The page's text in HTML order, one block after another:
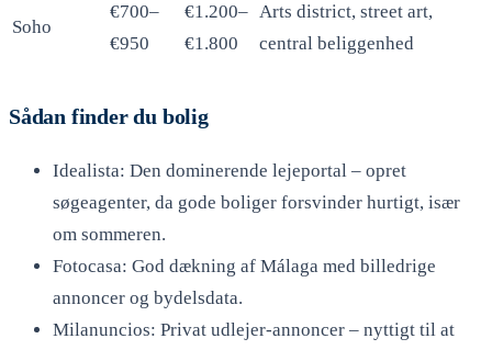
Soho
€700–
€950
€1.200–
€1.800
Arts district, street art,
central beliggenhed
Sådan finder du bolig
Idealista: Den dominerende lejeportal – opret
søgeagenter, da gode boliger forsvinder hurtigt, især
om sommeren.
Fotocasa: God dækning af Málaga med billedrige
annoncer og bydelsdata.
Milanuncios: Privat udlejer-annoncer – nyttigt til at